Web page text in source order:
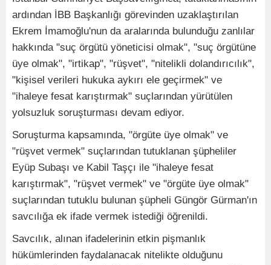
ardından İBB Başkanlığı görevinden uzaklaştırılan
Ekrem İmamoğlu'nun da aralarında bulunduğu zanlılar
hakkında "suç örgütü yöneticisi olmak", "suç örgütüne
üye olmak", "irtikap", "rüşvet", "nitelikli dolandırıcılık",
"kişisel verileri hukuka aykırı ele geçirmek" ve
"ihaleye fesat karıştırmak" suçlarından yürütülen
yolsuzluk soruşturması devam ediyor.
Soruşturma kapsamında, "örgüte üye olmak" ve
"rüşvet vermek" suçlarından tutuklanan şüpheliler
Eyüp Subaşı ve Kabil Taşçı ile "ihaleye fesat
karıştırmak", "rüşvet vermek" ve "örgüte üye olmak"
suçlarından tutuklu bulunan şüpheli Güngör Gürman'ın
savcılığa ek ifade vermek istediği öğrenildi.
Savcılık, alınan ifadelerinin etkin pişmanlık
hükümlerinden faydalanacak nitelikte olduğunu